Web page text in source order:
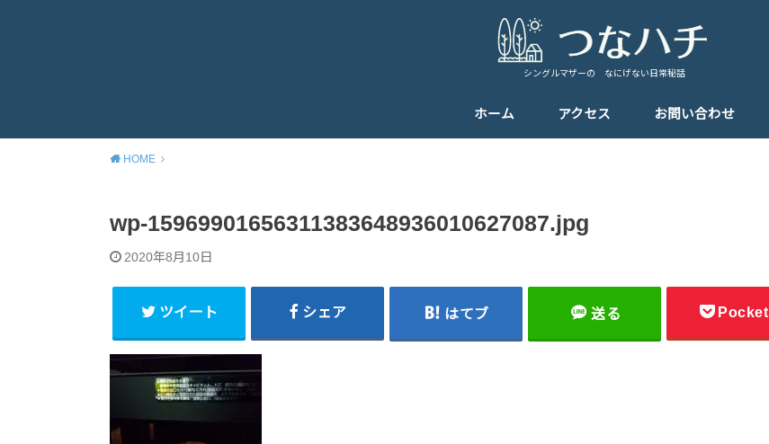
シングルマザーの なにげない日常秘話
ホーム アクセス お問い合わせ
HOME
wp-15969901656311383648936010627087.jpg
2020年8月10日
ツイート シェア はてブ 送る Pocket